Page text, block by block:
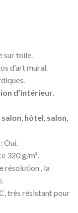
sur toile.
d’art mural.
d’intérieur
salon hôtel salon
Oui.
320 g/m².
résolution , la
très résistant pour